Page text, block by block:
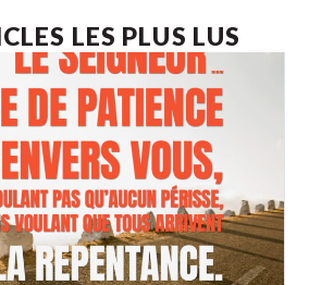
LES PLUS LUS